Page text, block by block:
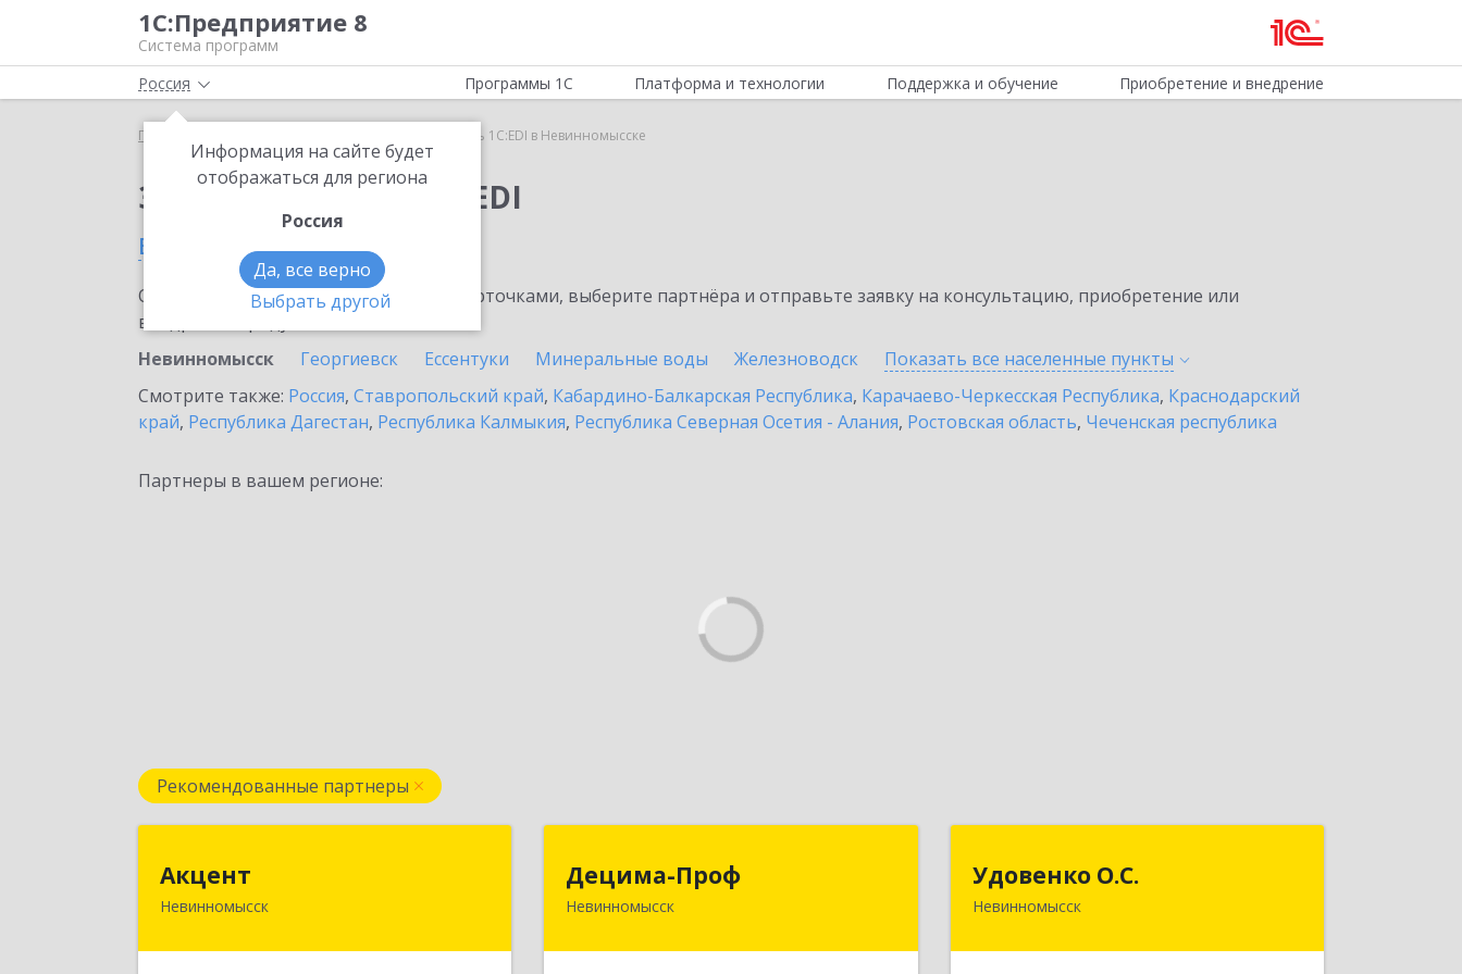
1С:Предприятие 8
Система программ
Россия
Информация на сайте будет
отображаться для региона
Россия
Да, все верно
Выбрать другой
Программы 1С Платформа и технологии Поддержка и обучение Приобретение и внедрение
Главная Модуль 1C:EDI в Невинномысске
Заказать Модуль 1C:EDI
в Невинномысске
Ознакомьтесь с информационными карточками, выберите партнёра и отправьте заявку на консультацию, приобретение или
внедрение продукта.
Невинномысск
Георгиевск Ессентуки Минеральные воды Железноводск Показать все населенные пункты
Смотрите также: Россия, Ставропольский край, Кабардино-Балкарская Республика, Карачаево-Черкесская Республика, Краснодарский
край, Республика Дагестан, Республика Калмыкия, Республика Северная Осетия - Алания, Ростовская область, Чеченская республика
Партнеры в вашем регионе:
Рекомендованные партнеры
Акцент
Невинномысск357112, Ставропольский край,
Децима-Проф
Невинномысск
Децима-Проф
357100, Ставропольский край,
Удовенко О.С.
Невинномысск